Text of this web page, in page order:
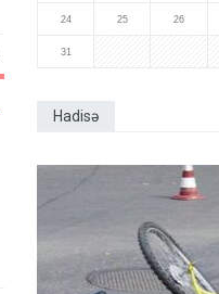
24 25 26
31
Hadisə